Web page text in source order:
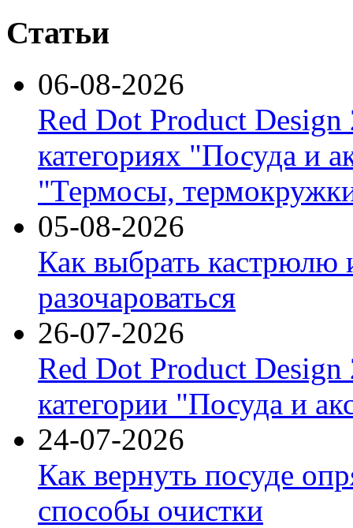
Статьи
06-08-2026
Red Dot Product Design
категориях "Посуда и
"Термосы,
05-08-2026
Как выбрать кастрюлю
разочароваться
26-07-2026
Red Dot Product Design
категории "Посуда и
24-07-2026
Как вернуть посуде
способы очистки